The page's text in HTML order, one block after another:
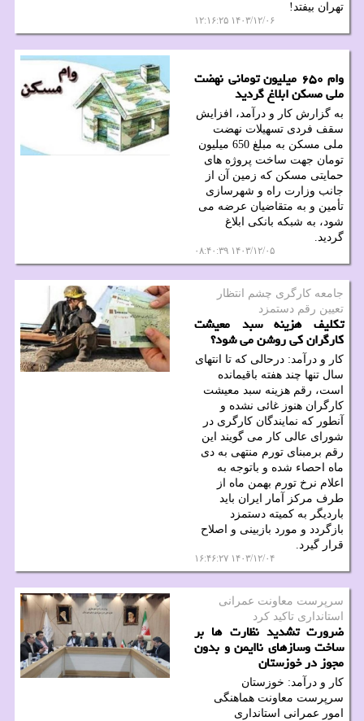
تهران بیفتد!
۱۴۰۳/۱۲/۰۶ ۱۲:۱۶:۲۵
وام ۶۵۰ میلیون تومانی نهضت
ملی مسکن ابلاغ گردید
به گزارش کار و درآمد، افزایش
سقف فردی تسهیلات نهضت
ملی مسکن به مبلغ 650 میلیون
تومان جهت ساخت پروژه های
حمایتی مسکن که زمین آن از
جانب وزارت راه و شهرسازی
تأمین و به متقاضیان عرضه می
شود، به شبکه بانکی ابلاغ
گردید.
۱۴۰۳/۱۲/۰۵ ۰۸:۴۰:۳۹
جامعه كارگری چشم انتظار
تعیین رقم دستمزد
تکلیف هزینه سبد معیشت
کارگران کی روشن می شود؟
کار و درآمد: درحالی که تا انتهای
سال تنها چند هفته باقیمانده
است، رقم هزینه سبد معیشت
کارگران هنوز غائی نشده و
آنطور که نمایندگان کارگری در
شورای عالی کار می گویند این
رقم برمبنای تورم منتهی به دی
ماه احصاء شده و باتوجه به
اعلام نرخ تورم بهمن ماه از
طرف مرکز آمار ایران باید
باردیگر به کمیته دستمزد
بازگردد و مورد بازبینی و اصلاح
قرار گیرد.
۱۴۰۳/۱۲/۰۴ ۱۶:۴۶:۲۷
سرپرست معاونت عمرانی
استانداری تاكید كرد
ضرورت تشدید نظارت ها بر
ساخت وسازهای ناایمن و بدون
مجوز در خوزستان
کار و درآمد: خوزستان
سرپرست معاونت هماهنگی
امور عمرانی استانداری